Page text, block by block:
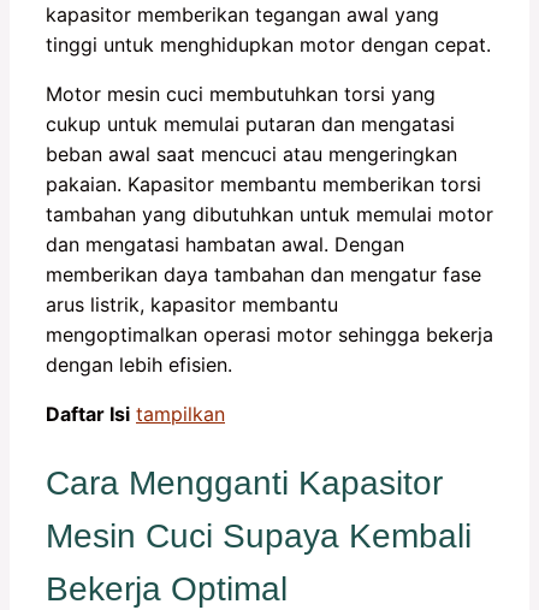
kapasitor memberikan tegangan awal yang
tinggi untuk menghidupkan motor dengan cepat.
Motor mesin cuci membutuhkan torsi yang
cukup untuk memulai putaran dan mengatasi
beban awal saat mencuci atau mengeringkan
pakaian. Kapasitor membantu memberikan torsi
tambahan yang dibutuhkan untuk memulai motor
dan mengatasi hambatan awal. Dengan
memberikan daya tambahan dan mengatur fase
arus listrik, kapasitor membantu
mengoptimalkan operasi motor sehingga bekerja
dengan lebih efisien.
Daftar Isi tampilkan
Cara Mengganti Kapasitor
Mesin Cuci Supaya Kembali
Bekerja Optimal